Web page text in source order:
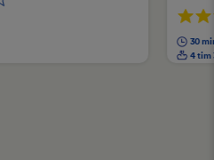
30
4 tim